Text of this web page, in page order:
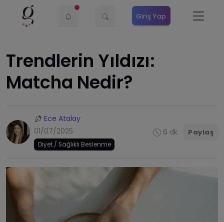
Giriş Yap
Trendlerin Yıldızı:
Matcha Nedir?
Ece Atalay
01/07/2025
Diyet / Sağlıklı Beslenme
6 dk Paylaş